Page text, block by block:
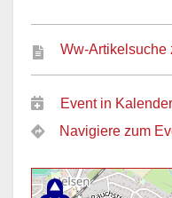
Ww-Artikelsuche
Event in
Navigiere zum